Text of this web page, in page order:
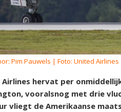
Pim Pauwels | Foto: United Airlines
Airlines hervat per
vooralsnog met drie
vliegt de Amerikaanse